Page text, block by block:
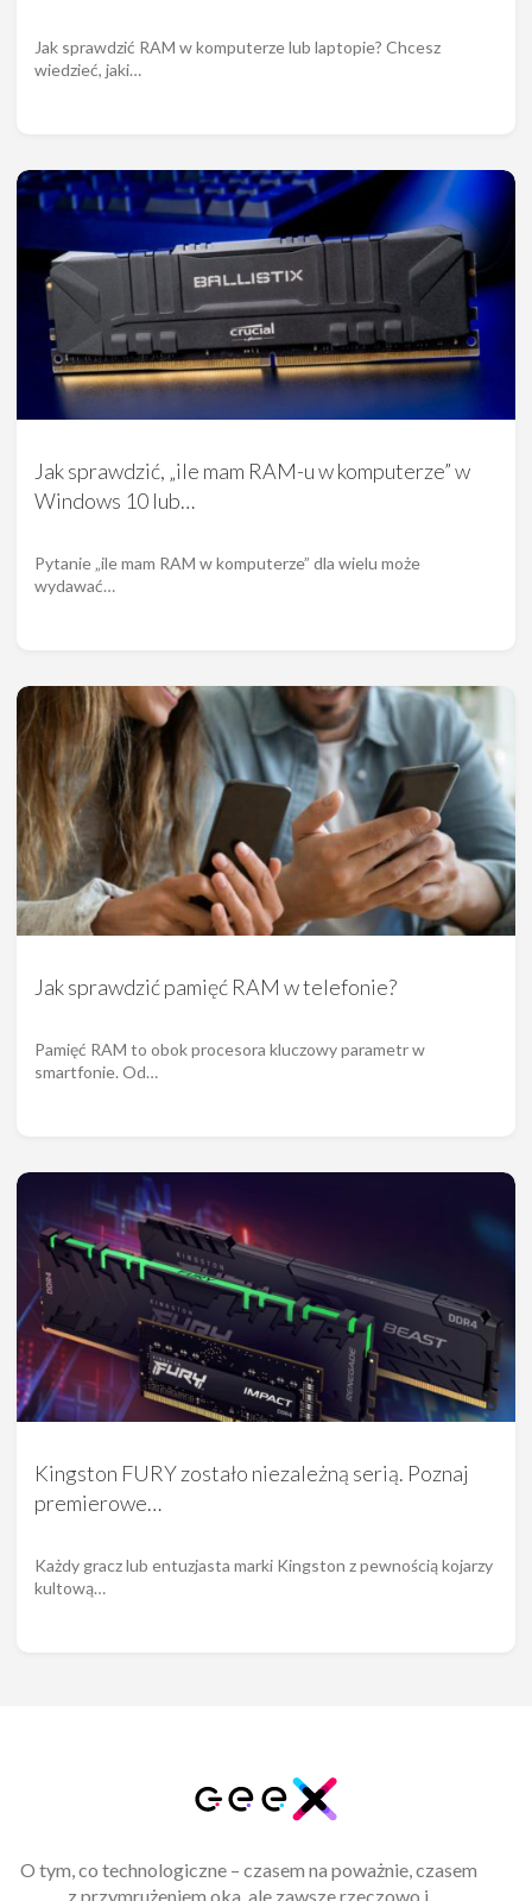
Jak sprawdzić RAM w komputerze lub laptopie? Chcesz
wiedzieć, jaki…
Jak sprawdzić, „ile mam RAM-u w komputerze” w
Windows 10 lub…
Pytanie „ile mam RAM w komputerze” dla wielu może
wydawać…
Jak sprawdzić pamięć RAM w telefonie?
Pamięć RAM to obok procesora kluczowy parametr w
smartfonie. Od…
Kingston FURY zostało niezależną serią. Poznaj
premierowe…
Każdy gracz lub entuzjasta marki Kingston z pewnością kojarzy
kultową…
O tym, co technologiczne – czasem na poważnie, czasem
z przymrużeniem oka, ale zawsze rzeczowo i